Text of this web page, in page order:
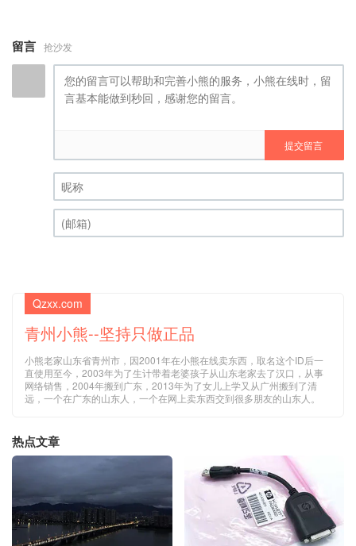
留言 抢沙发
提交留言
昵称 (必填)
Qzxx.com
青州小熊--坚持只做正品
小熊老家山东省青州市，因2001年在小熊在线卖东西，取名这个ID后一
直使用至今，2003年为了生计带着老婆孩子从山东老家去了汉口，从事
网络销售，2004年搬到广东，2013年为了女儿上学又从广州搬到了清
远，一个在广东的山东人，一个在网上卖东西交到很多朋友的山东人。
热点文章